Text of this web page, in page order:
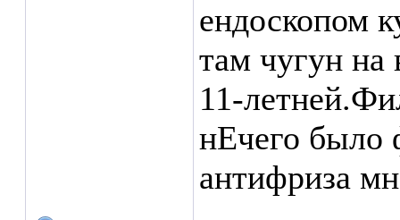
ендоскопом
там чугун на
11-
нЕчего было
антифриза